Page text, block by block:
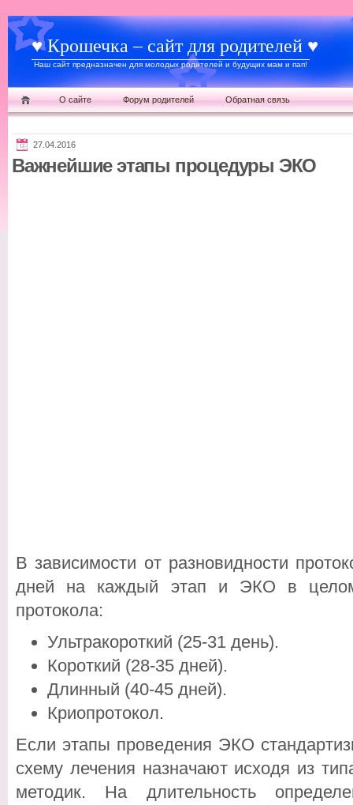
♥ Крошечка – сайт для родителей ♥
Наш сайт предназначен для молодых родителей и будущих мам и пап!
О сайте Форум родителей Обратная связь
27.04.2016
Важнейшие этапы процедуры ЭКО
В зависимости от разновидности
дней на каждый этап и ЭКО в
протокола:
Ультракороткий (25-31 день).
Короткий (28-35 дней).
Длинный (40-45 дней).
Криопротокол.
Если этапы проведения ЭКО
схему лечения назначают исходя из
методик. На длительность